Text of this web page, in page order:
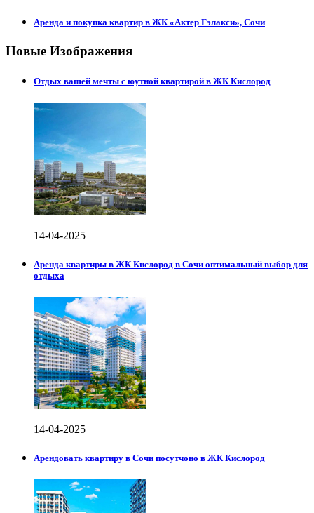
Аренда и покупка квартир в ЖК «Актер Гэлакси», Сочи
Новые Изображения
Отдых вашей мечты с юутной квартирой в ЖК Кислород
14-04-2025
Аренда квартиры в ЖК Кислород в Сочи оптимальный выбор для
отдыха
14-04-2025
Арендовать квартиру в Сочи посутчоно в ЖК Кислород